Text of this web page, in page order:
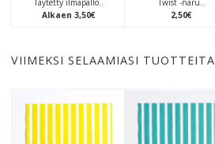
Alkaen 3,50€
2,50€
VIIMEKSI SELAAMIASI TUOTTEITA